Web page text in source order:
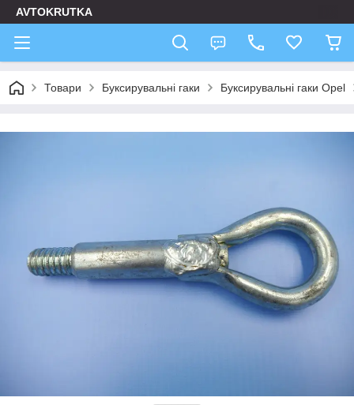
AVTOKRUTKA
Товари Буксирувальні гаки Буксирувальні гаки Opel